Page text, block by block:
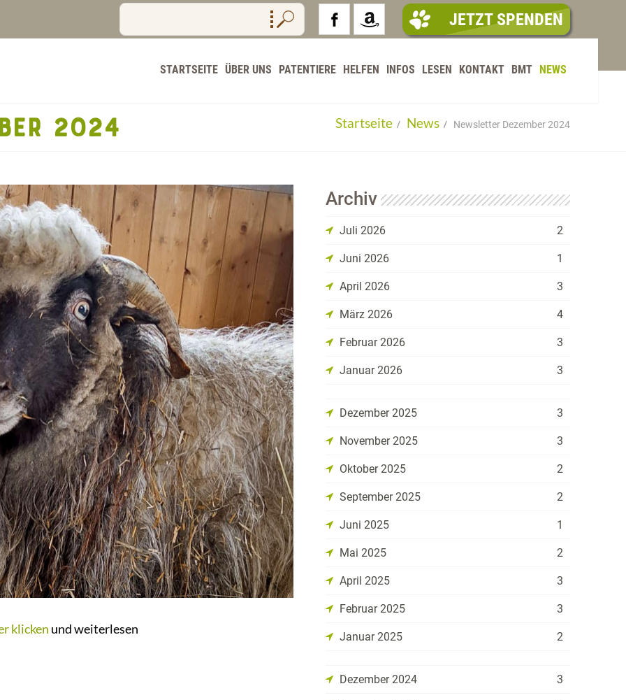
JETZT SPENDEN
STARTSEITE ÜBER UNS PATENTIERE HELFEN INFOS LESEN KONTAKT BMT NEWS
2024 Startseite News Newsletter Dezember 2024
klicken und weiterlesen
Archiv
Juli 2026 2
Juni 2026 1
April 2026 3
März 2026 4
Februar 2026 3
Januar 2026 3
Dezember 2025 3
November 2025 3
Oktober 2025 2
September 2025 2
Juni 2025 1
Mai 2025 2
April 2025 3
Februar 2025 3
Januar 2025 2
Dezember 2024 3